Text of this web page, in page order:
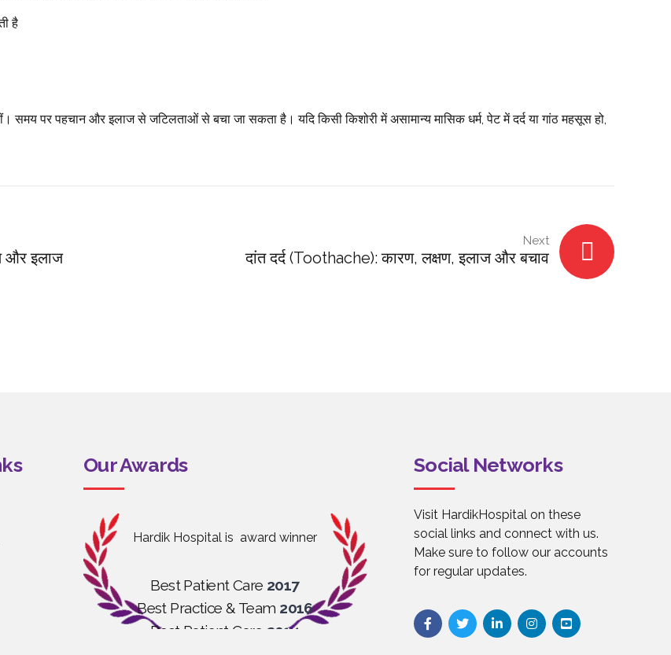
है
समय पर पहचान और इलाज से जटिलताओं से बचा जा सकता है। यदि किसी किशोरी में असामान्य मासिक धर्म, पेट में दर्द या गांठ महसूस हो,
और इलाज
Next
दांत दर्द (Toothache): कारण, लक्षण, इलाज और बचाव
Our Awards
Hardik Hospital is award winner
Best Patient Care 2017
Best Practice & Team 2016
Best Patient Care 2014
Social Networks
Visit HardikHospital on these
social links and connect with us.
Make sure to follow our accounts
for regular updates.